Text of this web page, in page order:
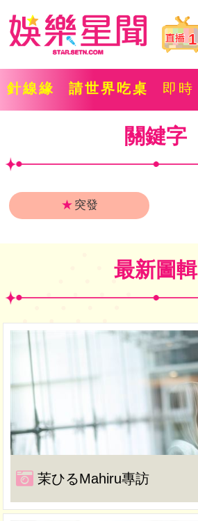
1
針線緣 請世界吃桌 即時
關鍵字
★ 突發
最新圖輯
茉ひるMahiru專訪